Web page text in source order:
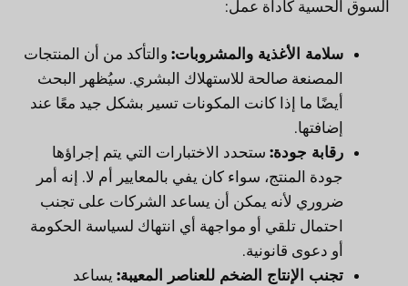
السوق الحسية كأداة عمل:
سلامة الأغذية والمشروبات: والتأكد من أن المنتجات
المصنعة صالحة للاستهلاك البشري. سيُظهر البحث
أيضًا ما إذا كانت المكونات تسير بشكل جيد معًا عند
إضافتها.
رقابة جودة: ستحدد الاختبارات التي يتم إجراؤها
جودة المنتج، سواء كان يفي بالمعايير أم لا. إنه أمر
ضروري لأنه يمكن أن يساعد الشركات على تجنب
احتمال تلقي أو مواجهة أي انتهاك لسياسة الحكومة
أو دعوى قانونية.
تجنب الإنتاج الضخم للعناصر المعيبة: يساعد